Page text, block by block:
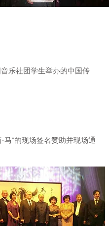
乐社团学生举办的中国传
马”的现场签名赞助并现场通